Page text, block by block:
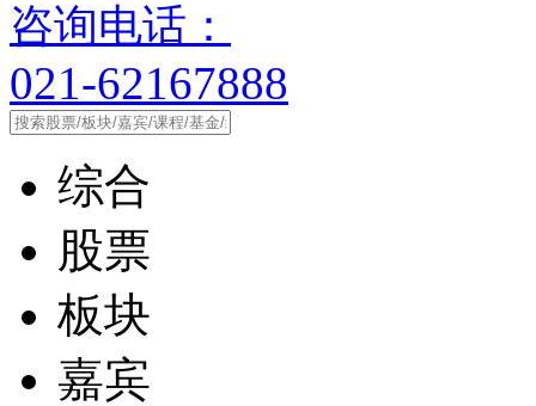
咨询电话：
021-62167888
综合
股票
板块
嘉宾